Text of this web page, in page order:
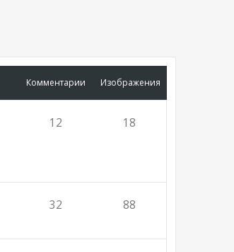
Изображения
Комментарии
18
12
88
32